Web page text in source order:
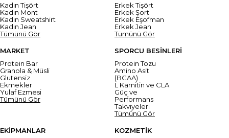
Kadın Tişört
Kadın Mont
Kadın Sweatshirt
Kadın Jean
Tümünü Gör
Erkek Tişört
Erkek Şort
Erkek Eşofman
Erkek Jean
Tümünü Gör
MARKET
Protein Bar
Granola & Müsli
Glutensiz
Ekmekler
Yulaf Ezmesi
Tümünü Gör
SPORCU BESİNLERİ
Protein Tozu
Amino Asit
(BCAA)
L Karnitin ve CLA
Güç ve
Performans
Takviyeleri
Tümünü Gör
EKİPMANLAR
KOZMETİK